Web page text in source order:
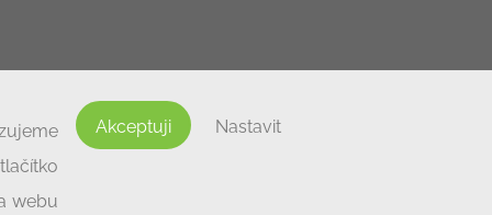
webu
Akceptuji Nastavit